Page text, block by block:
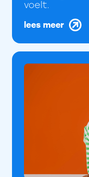
voelt.
lees meer